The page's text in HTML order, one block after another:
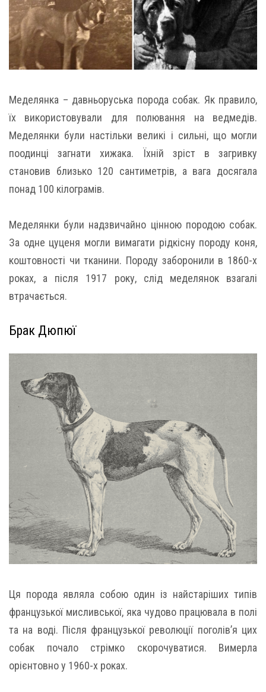
Меделянка – давньоруська порода собак. Як правило,
їх використовували для полювання на ведмедів.
Меделянки були настільки великі і сильні, що могли
поодинці загнати хижака. Їхній зріст в загривку
становив близько 120 сантиметрів, а вага досягала
понад 100 кілограмів.
Меделянки були надзвичайно цінною породою собак.
За одне цуценя могли вимагати рідкісну породу коня,
коштовності чи тканини. Породу заборонили в 1860-х
роках, а після 1917 року, слід меделянок взагалі
втрачається.
Брак Дюпюї
Ця порода являла собою один із найстаріших типів
французької мисливської, яка чудово працювала в полі
та на воді. Після французької революції поголів’я цих
собак почало стрімко скорочуватися. Вимерла
орієнтовно у 1960-х роках.